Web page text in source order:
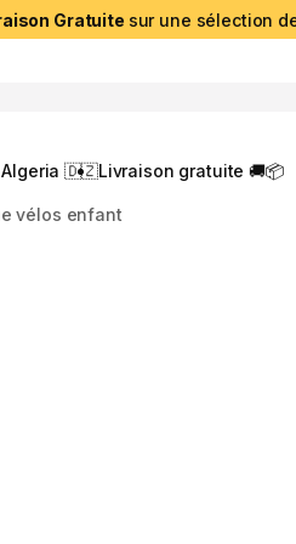
Gratuite sur une sélection
Algeria 🇩🇿Livraison gratuite 🚚📦
vélos enfant